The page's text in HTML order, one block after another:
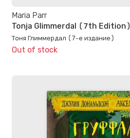
Maria Parr
Tonja Glimmerdal (7th Edition)
Тоня Глиммердал (7-е издание)
Out of stock